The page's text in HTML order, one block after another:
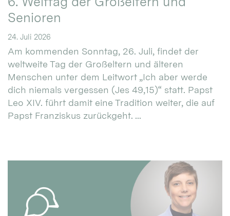
Senioren
24. Juli 2026
Am kommenden Sonntag, 26. Juli, findet der
weltweite Tag der Großeltern und älteren
Menschen unter dem Leitwort „Ich aber werde
dich niemals vergessen (Jes 49,15)“ statt. Papst
Leo XIV. führt damit eine Tradition weiter, die auf
Papst Franziskus zurückgeht. ...